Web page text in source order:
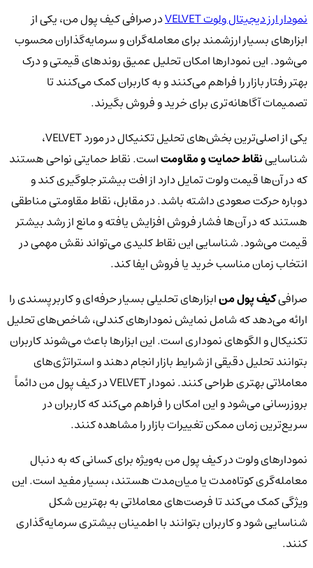
نمودار ارز دیجیتال ولوت VELVET
در صرافی کیف پول من، یکی از
ابزارهای بسیار ارزشمند برای معامله‌گران و سرمایه‌گذاران محسوب
می‌شود. این نمودارها امکان تحلیل عمیق روندهای قیمتی و درک
بهتر رفتار بازار را فراهم می‌کنند و به کاربران کمک می‌کنند تا
تصمیمات آگاهانه‌تری برای خرید و فروش بگیرند.
یکی از اصلی‌ترین بخش‌های تحلیل تکنیکال در مورد VELVET،
شناسایینقاط حمایت و مقاومتاست. نقاط حمایتی نواحی هستند
که در آن‌ها قیمت ولوت تمایل دارد از افت بیشتر جلوگیری کند و
دوباره حرکت صعودی داشته باشد. در مقابل، نقاط مقاومتی مناطقی
هستند که در آن‌ها فشار فروش افزایش یافته و مانع از رشد بیشتر
قیمت می‌شود. شناسایی این نقاط کلیدی می‌تواند نقش مهمی در
انتخاب زمان مناسب خرید یا فروش ایفا کند.
صرافیکیف پول منابزارهای تحلیلی بسیار حرفه‌ای و کاربرپسندی را
ارائه می‌دهد که شامل نمایش نمودارهای کندلی، شاخص‌های تحلیل
تکنیکال و الگوهای نموداری است. این ابزارها باعث می‌شوند کاربران
بتوانند تحلیل دقیقی از شرایط بازار انجام دهند و استراتژی‌های
معاملاتی بهتری طراحی کنند. نمودار VELVET در کیف پول من دائماً
بروزرسانی می‌شود و این امکان را فراهم می‌کند که کاربران در
سریع‌ترین زمان ممکن تغییرات بازار را مشاهده کنند.
نمودارهای ولوت در کیف پول من به‌ویژه برای کسانی که به دنبال
معامله‌گری کوتاه‌مدت یا میان‌مدت هستند، بسیار مفید است. این
ویژگی کمک می‌کند تا فرصت‌های معاملاتی به بهترین شکل
شناسایی شود و کاربران بتوانند با اطمینان بیشتری سرمایه‌گذاری
کنند.